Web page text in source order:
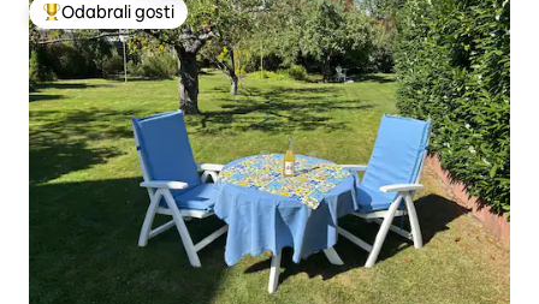
Među najviše rangiranima s oznakom „Odabrali gosti”
Odabrali gosti